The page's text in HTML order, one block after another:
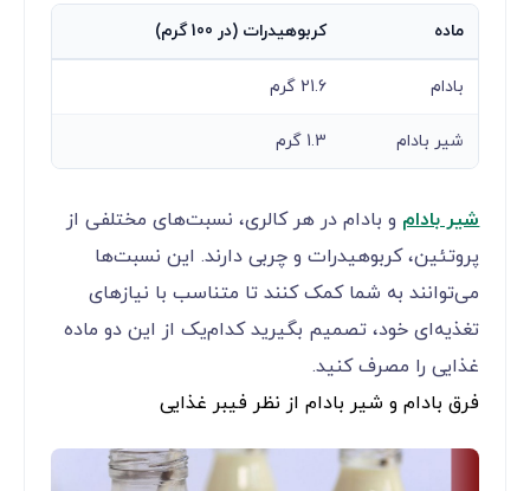
ماده کربوهیدرات (در 100 گرم)
بادام 21.6 گرم
شیر بادام 1.3 گرم
شیر بادام و بادام در هر کالری، نسبت‌های مختلفی از
پروتئین، کربوهیدرات و چربی دارند. این نسبت‌ها
می‌توانند به شما کمک کنند تا متناسب با نیازهای
تغذیه‌ای خود، تصمیم بگیرید کدام‌یک از این دو ماده
غذایی را مصرف کنید.
فرق بادام و شیر بادام از نظر فیبر غذایی